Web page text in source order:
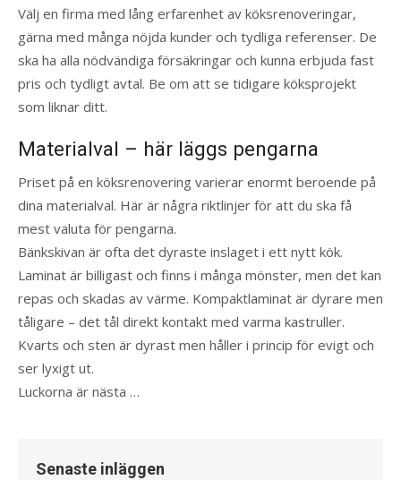
Välj en firma med lång erfarenhet av köksrenoveringar,
gärna med många nöjda kunder och tydliga referenser. De
ska ha alla nödvändiga försäkringar och kunna erbjuda fast
pris och tydligt avtal. Be om att se tidigare köksprojekt
som liknar ditt.
Materialval – här läggs pengarna
Priset på en köksrenovering varierar enormt beroende på
dina materialval. Här är några riktlinjer för att du ska få
mest valuta för pengarna.
Bänkskivan är ofta det dyraste inslaget i ett nytt kök.
Laminat är billigast och finns i många mönster, men det kan
repas och skadas av värme. Kompaktlaminat är dyrare men
tåligare – det tål direkt kontakt med varma kastruller.
Kvarts och sten är dyrast men håller i princip för evigt och
ser lyxigt ut.
Luckorna är nästa …
Senaste inläggen